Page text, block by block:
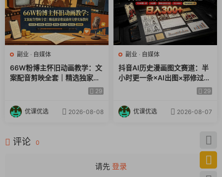
副业 · 自媒体
66W粉博主怀旧动画教学：文
案配音剪映全套｜精选独家收
29
优课优选 2026-08-08
副业 · 自媒体
抖音AI历史漫画图文赛道：半
小时更一条×AI出图×邪修过伙
伴计划×日入300+，零成本快
29
优课优选 2026-08-07
评论 0
请先 登录